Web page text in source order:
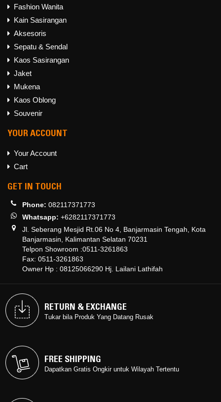
Fashion Wanita
Kain Sasirangan
Aksesoris
Sepatu & Sendal
Kaos Sasirangan
Jaket
Mukena
Kaos Oblong
Souvenir
YOUR ACCOUNT
Your Account
Cart
GET IN TOUCH
Phone: 082117371773
Whatsapp: +6282117371773
Jl. Seberang Mesjid Rt.06 No 4, Banjarmasin Tengah, Kota
Banjarmasin, Kalimantan Selatan 70231
Telpon Showroom :0511-3261863
Fax: 0511-3261863
Owner Hp : 08125066290 Hj. Lailani Lathifah
RETURN & EXCHANGE
Tukar bila Produk Yang Datang Rusak
RETURN & EXCHANGE
Tukar bila Produk Yang Datang Rusak
FREE SHIPPING
Dapatkan Gratis Ongkir untuk Wilayah Tertentu
Dapatkan Gratis Ongkir untuk Wilayah Tertentu